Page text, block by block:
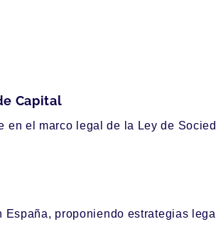
Capital
en el marco legal de la Ley de
proponiendo estrategias